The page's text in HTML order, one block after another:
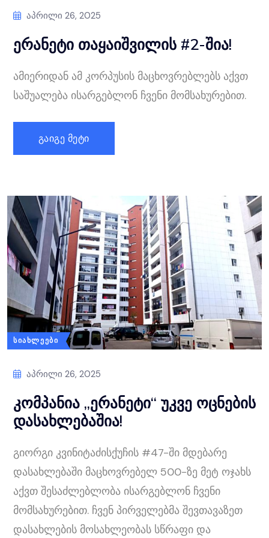
Აპრილი 26, 2025
ერანეტი თაყაიშვილის #2-შია!
ამიერიდან ამ კორპუსის მაცხოვრებლებს აქვთ
საშუალება ისარგებლონ ჩვენი მომსახურებით.
ᲒᲐᲘᲒᲔ ᲛᲔᲢᲘ
ᲡᲘᲐᲮᲚᲔᲔᲑᲘ
Აპრილი 26, 2025
კომპანია „ერანეტი“ უკვე ოცნების
დასახლებაშია!
გიორგი კვინიტაძისქუჩის #47-ში მდებარე
დასახლებაში მაცხოვრებელ 500-ზე მეტ ოჯახს
აქვთ შესაძლებლობა ისარგებლონ ჩვენი
მომსახურებით. ჩვენ პირველებმა შევთავაზეთ
დასახლების მოსახლეობას სწრაფი და